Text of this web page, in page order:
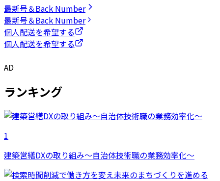
最新号＆Back Number
最新号＆Back Number
個人配送を希望する
個人配送を希望する
AD
ランキング
1
建築営繕DXの取り組み～自治体技術職の業務効率化～